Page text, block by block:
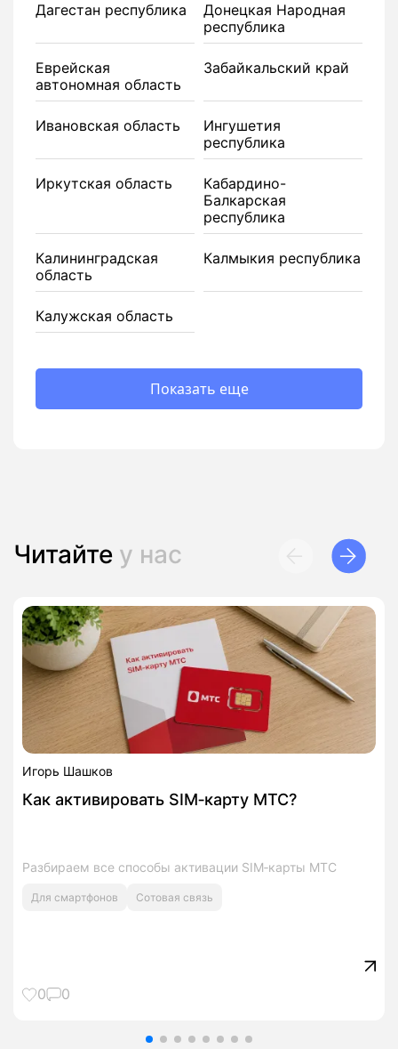
Дагестан республика
Донецкая Народная
республика
Еврейская
автономная область
Забайкальский край
Ивановская область
Ингушетия
республика
Иркутская область
Кабардино-
Балкарская
республика
Калининградская
область
Калмыкия республика
Калужская область
Показать еще
Читайте у нас
Игорь Шашков
Как активировать SIM‑карту МТС?
Разбираем все способы активации SIM‑карты МТС
Для смартфонов Сотовая связь
0 0